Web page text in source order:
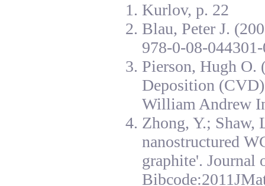
Kurlov, p. 22
Blau, Peter J.
978-0-08-
Pierson, Hugh O.
Deposition
William Andrew
Zhong, Y.; Shaw,
nanostructured
graphite'. Journal